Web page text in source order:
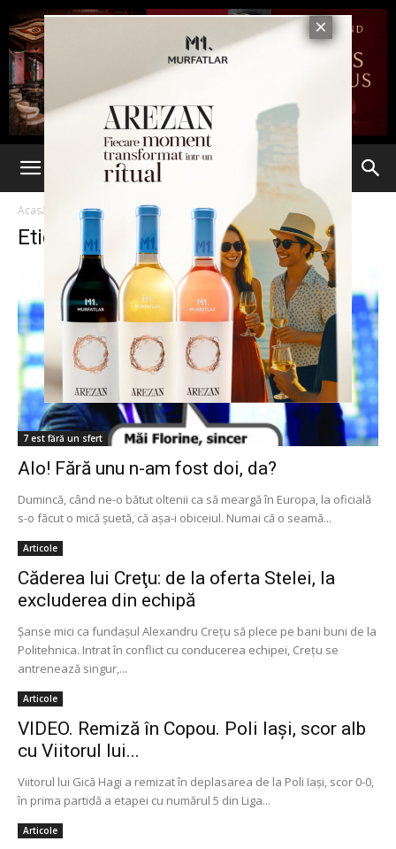
Acasă Etichete Politehnica Iasi
Etichetă: Politehnica Iasi
7 est fără un sfert
Alo! Fără unu n-am fost doi, da?
Dumincă, când ne-o bătut oltenii ca să meargă în Europa, la oficială
s-o făcut o mică șuetă, că așa-i obiceiul. Numai că o seamă...
Articole
Căderea lui Creţu: de la oferta Stelei, la
excluderea din echipă
Şanse mici ca fundaşul Alexandru Creţu să plece pe bani buni de la
Politehnica. Intrat în conflict cu conducerea echipei, Creţu se
antrenează singur,...
Articole
VIDEO. Remiză în Copou. Poli Iași, scor alb
cu Viitorul lui...
Viitorul lui Gică Hagi a remizat în deplasarea de la Poli Iaşi, scor 0-0,
în prima partidă a etapei cu numărul 5 din Liga...
Articole